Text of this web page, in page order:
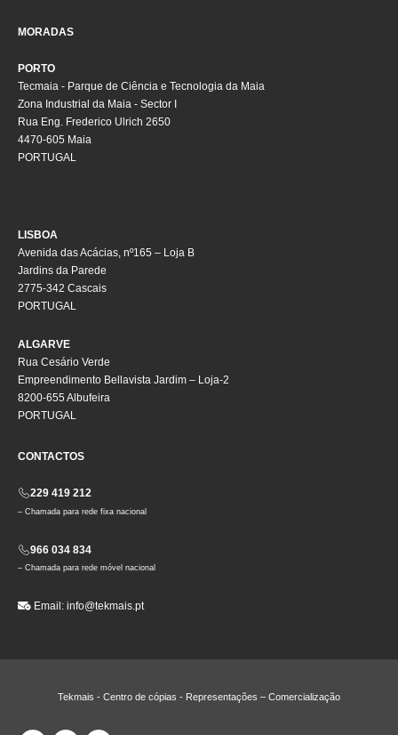
MORADAS
PORTO
Tecmaia - Parque de Ciência e Tecnologia da Maia
Zona Industrial da Maia - Sector I
Rua Eng. Frederico Ulrich 2650
4470-605 Maia
PORTUGAL
LISBOA
Avenida das Acácias, nº165 – Loja B
Jardins da Parede
2775-342 Cascais
PORTUGAL
ALGARVE
Rua Cesário Verde
Empreendimento Bellavista Jardim – Loja-2
8200-655 Albufeira
PORTUGAL
CONTACTOS
229 419 212
– Chamada para rede fixa nacional
966 034 834
– Chamada para rede móvel nacional
Email: info@tekmais.pt
Tekmais - Centro de cópias - Representações – Comercialização